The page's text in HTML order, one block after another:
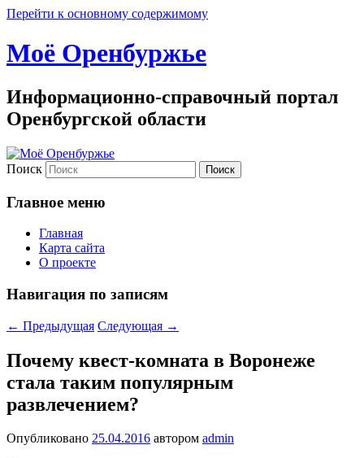
Перейти к основному содержимому
Моё Оренбуржье
Информационно-справочный портал
Оренбургской области
Поиск
Главное меню
Главная
Карта сайта
О проекте
Навигация по записям
← Предыдущая Следующая →
Почему квест-комната в Воронеже
стала таким популярным
развлечением?
Опубликовано 25.04.2016 автором admin